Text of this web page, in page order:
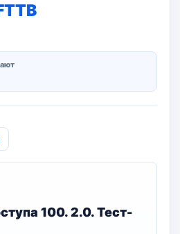
100. 2.0. Тест-